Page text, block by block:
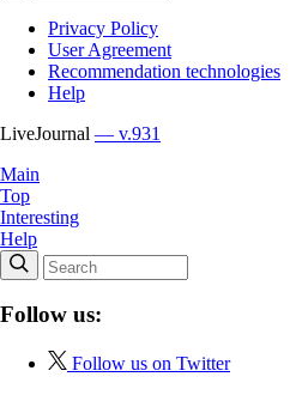
Privacy Policy
User Agreement
Recommendation technologies
Help
LiveJournal — v.931
Main
Top
Interesting
Help
Follow us:
Follow us on Twitter